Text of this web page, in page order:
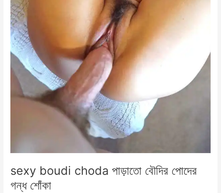
sexy boudi choda পাড়াতো বৌদির পোদের
গন্ধ শোঁকা